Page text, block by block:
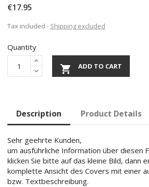
€17.95
Tax included Shipping excluded
Quantity
 ADD TO CART
Description Product Details
Sehr geehrte Kunden,
um ausführliche Information über diesen
klicken Sie bitte auf das kleine Bild, dann
komplette Ansicht des Covers mit einer
bzw. Textbeschreibung.